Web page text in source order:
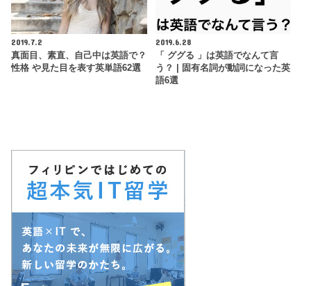
2019.7.2
真面目、素直、自己中は英語で？
性格 や見た目を表す英単語62選
2019.6.28
「 ググる 」は英語でなんて言
う？ | 固有名詞が動詞になった英
語6選